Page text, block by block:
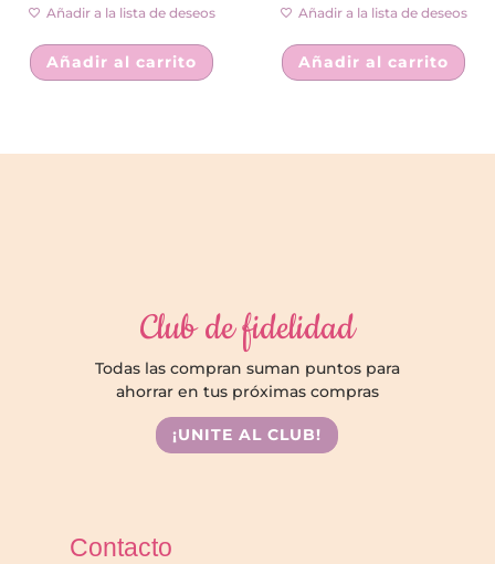
Añadir a la lista de deseos
Añadir al carrito
Añadir a la lista de deseos
Añadir al carrito
Club de fidelidad
Todas las compran suman puntos para
ahorrar en tus próximas compras
¡UNITE AL CLUB!
Contacto